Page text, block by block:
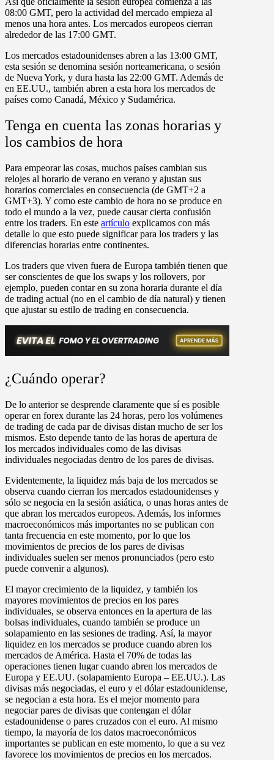
08:00 GMT, pero la actividad del mercado empieza al
menos una hora antes. Los mercados europeos cierran
alrededor de las 17:00 GMT.
Los mercados estadounidenses abren a las 13:00 GMT,
esta sesión se denomina sesión norteamericana, o sesión
de Nueva York, y dura hasta las 22:00 GMT. Además de
en EE.UU., también abren a esta hora los mercados de
países como Canadá, México y Sudamérica.
Tenga en cuenta las zonas horarias y
los cambios de hora
Para empeorar las cosas, muchos países cambian sus
relojes al horario de verano en verano y ajustan sus
horarios comerciales en consecuencia (de GMT+2 a
GMT+3). Y como este cambio de hora no se produce en
todo el mundo a la vez, puede causar cierta confusión
entre los traders. En este artículo explicamos con más
detalle lo que esto puede significar para los traders y las
diferencias horarias entre continentes.
Los traders que viven fuera de Europa también tienen que
ser conscientes de que los swaps y los rollovers, por
ejemplo, pueden contar en su zona horaria durante el día
de trading actual (no en el cambio de día natural) y tienen
que ajustar su estilo de trading en consecuencia.
¿Cuándo operar?
De lo anterior se desprende claramente que sí es posible
operar en forex durante las 24 horas, pero los volúmenes
de trading de cada par de divisas distan mucho de ser los
mismos. Esto depende tanto de las horas de apertura de
los mercados individuales como de las divisas
individuales negociadas dentro de los pares de divisas.
Evidentemente, la liquidez más baja de los mercados se
observa cuando cierran los mercados estadounidenses y
sólo se negocia en la sesión asiática, o unas horas antes de
que abran los mercados europeos. Además, los informes
macroeconómicos más importantes no se publican con
tanta frecuencia en este momento, por lo que los
movimientos de precios de los pares de divisas
individuales suelen ser menos pronunciados (pero esto
puede convenir a algunos).
El mayor crecimiento de la liquidez, y también los
mayores movimientos de precios en los pares
individuales, se observa entonces en la apertura de las
bolsas individuales, cuando también se produce un
solapamiento en las sesiones de trading. Así, la mayor
liquidez en los mercados se produce cuando abren los
mercados de América. Hasta el 70% de todas las
operaciones tienen lugar cuando abren los mercados de
Europa y EE.UU. (solapamiento Europa – EE.UU.). Las
divisas más negociadas, el euro y el dólar estadounidense,
se negocian a esta hora. Es el mejor momento para
negociar pares de divisas que contengan el dólar
estadounidense o pares cruzados con el euro. Al mismo
tiempo, la mayoría de los datos macroeconómicos
importantes se publican en este momento, lo que a su vez
favorece los movimientos de precios en los mercados.